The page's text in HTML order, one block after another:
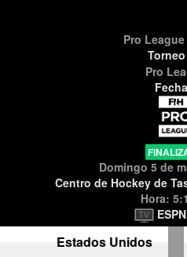
Pro League
Torneo
Pro
Domingo 5 de
Centro de Hockey de
Hora:
Estados Unidos